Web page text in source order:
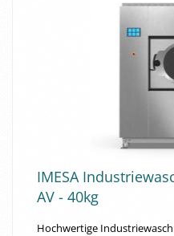
IMESA
AV - 40kg
Hoch­wer­ti­ge